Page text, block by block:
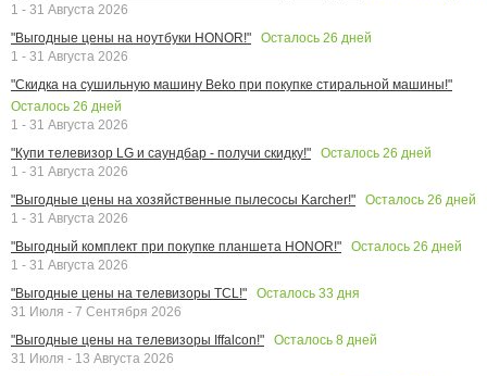
1 - 31 Августа 2026
"Выгодные цены на ноутбуки HONOR!"
Осталось 26 дней
1 - 31 Августа 2026
"Скидка на сушильную машину Beko при покупке стиральной машины!"
Осталось 26 дней
1 - 31 Августа 2026
"Купи телевизор LG и саундбар - получи скидку!"
Осталось 26 дней
1 - 31 Августа 2026
"Выгодные цены на хозяйственные пылесосы Karcher!"
Осталось 26 дней
1 - 31 Августа 2026
"Выгодный комплект при покупке планшета HONOR!"
Осталось 26 дней
1 - 31 Августа 2026
"Выгодные цены на телевизоры TCL!"
Осталось 33 дня
31 Июля - 7 Сентября 2026
"Выгодные цены на телевизоры Iffalcon!"
Осталось 8 дней
31 Июля - 13 Августа 2026